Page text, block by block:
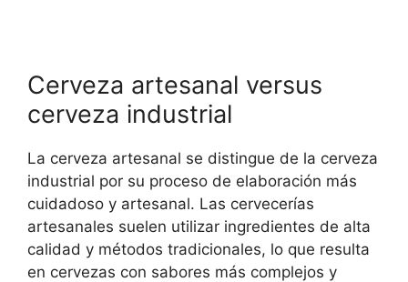
Cerveza artesanal versus
cerveza industrial
La cerveza artesanal se distingue de la cerveza
industrial por su proceso de elaboración más
cuidadoso y artesanal. Las cervecerías
artesanales suelen utilizar ingredientes de alta
calidad y métodos tradicionales, lo que resulta
en cervezas con sabores más complejos y